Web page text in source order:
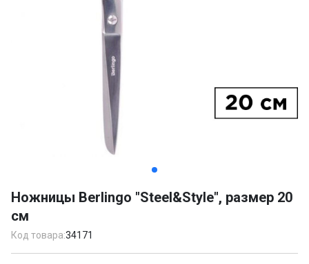
of
2
Ножницы Berlingo "Steel&Style", размер 20
см
Код товара:34171